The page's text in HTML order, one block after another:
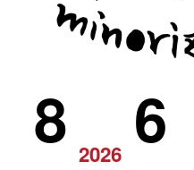
2026
8 6